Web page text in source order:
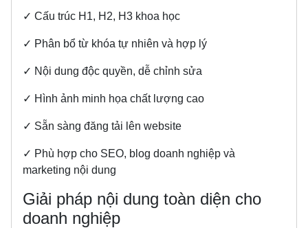
✓ Cấu trúc H1, H2, H3 khoa học
✓ Phân bổ từ khóa tự nhiên và hợp lý
✓ Nội dung độc quyền, dễ chỉnh sửa
✓ Hình ảnh minh họa chất lượng cao
✓ Sẵn sàng đăng tải lên website
✓ Phù hợp cho SEO, blog doanh nghiệp và
marketing nội dung
Giải pháp nội dung toàn diện cho
doanh nghiệp